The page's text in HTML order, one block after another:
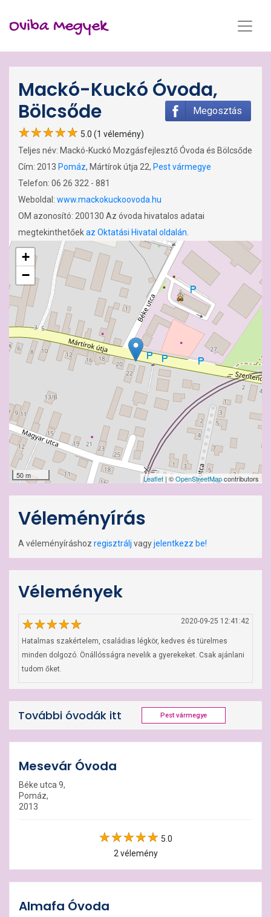
Oviba Megyek
Mackó-Kuckó Óvoda,
Bölcsőde
Megosztás
5.0 (1 vélemény)
Teljes név: Mackó-Kuckó Mozgásfejlesztő Óvoda és Bölcsőde
Cím: 2013 Pomáz, Mártírok útja 22, Pest vármegye
Telefon: 06 26 322 - 881
Weboldal: www.mackokuckoovoda.hu
OM azonosító: 200130 Az óvoda hivatalos adatai
megtekinthetőekaz Oktatási Hivatal oldalán
+
−
50 m Leaflet | ©OpenStreetMapcontributors
Véleményírás
A véleményíráshoz regisztrálj vagyjelentkezz be!
Vélemények
2020-09-25 12:41:42
Hatalmas szakértelem, családias légkör, kedves és türelmes
minden dolgozó. Önállósságra nevelik a gyerekeket. Csak ajánlani
tudom őket.
További óvodák itt Pest vármegye
Mesevár Óvoda
Béke utca 9,
Pomáz,
2013
5.0
2 vélemény
Almafa Óvoda